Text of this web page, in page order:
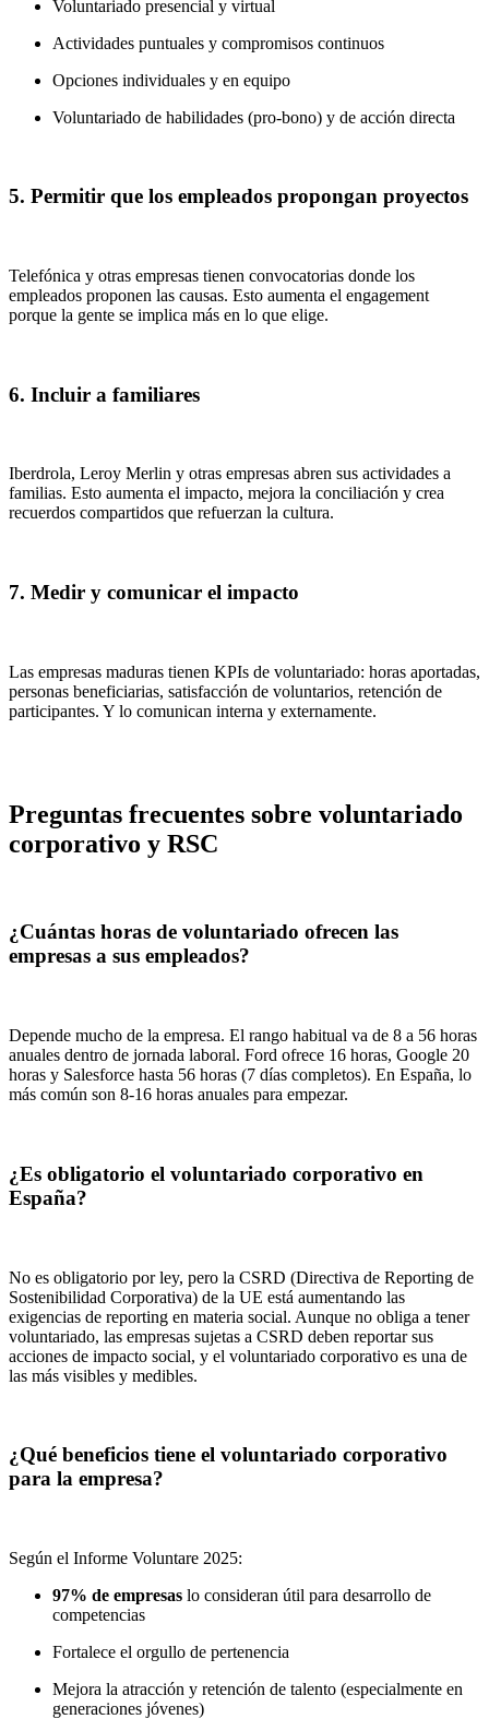
Voluntariado presencial y virtual
Actividades puntuales y compromisos continuos
Opciones individuales y en equipo
Voluntariado de habilidades (pro-bono) y de acción directa
5. Permitir que los empleados propongan proyectos
Telefónica y otras empresas tienen convocatorias donde los
empleados proponen las causas. Esto aumenta el engagement
porque la gente se implica más en lo que elige.
6. Incluir a familiares
Iberdrola, Leroy Merlin y otras empresas abren sus actividades a
familias. Esto aumenta el impacto, mejora la conciliación y crea
recuerdos compartidos que refuerzan la cultura.
7. Medir y comunicar el impacto
Las empresas maduras tienen KPIs de voluntariado: horas aportadas,
personas beneficiarias, satisfacción de voluntarios, retención de
participantes. Y lo comunican interna y externamente.
Preguntas frecuentes sobre voluntariado
corporativo y RSC
¿Cuántas horas de voluntariado ofrecen las
empresas a sus empleados?
Depende mucho de la empresa. El rango habitual va de 8 a 56 horas
anuales dentro de jornada laboral. Ford ofrece 16 horas, Google 20
horas y Salesforce hasta 56 horas (7 días completos). En España, lo
más común son 8-16 horas anuales para empezar.
¿Es obligatorio el voluntariado corporativo en
España?
No es obligatorio por ley, pero la CSRD (Directiva de Reporting de
Sostenibilidad Corporativa) de la UE está aumentando las
exigencias de reporting en materia social. Aunque no obliga a tener
voluntariado, las empresas sujetas a CSRD deben reportar sus
acciones de impacto social, y el voluntariado corporativo es una de
las más visibles y medibles.
¿Qué beneficios tiene el voluntariado corporativo
para la empresa?
Según el Informe Voluntare 2025:
97% de empresas lo consideran útil para desarrollo de
competencias
Fortalece el orgullo de pertenencia
Mejora la atracción y retención de talento (especialmente en
generaciones jóvenes)